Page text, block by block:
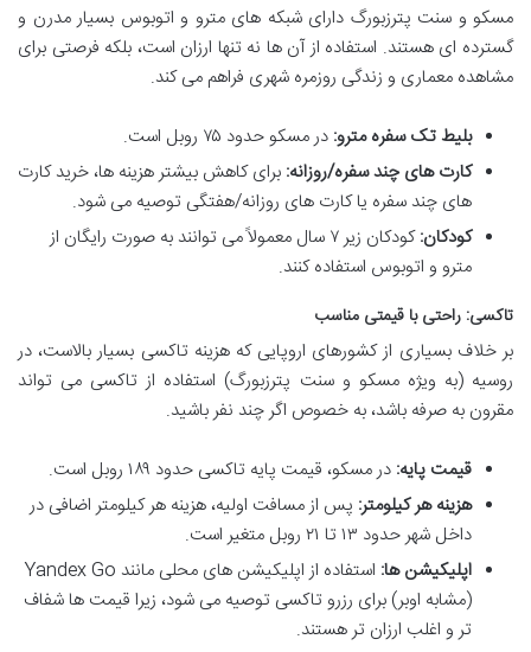
مسکو و سنت پترزبورگ دارای شبکه های مترو و اتوبوس بسیار مدرن و
گسترده ای هستند. استفاده از آن ها نه تنها ارزان است، بلکه فرصتی برای
مشاهده معماری و زندگی روزمره شهری فراهم می کند.
بلیط تک سفره مترو: در مسکو حدود ۷۵ روبل است.
کارت های چند سفره/روزانه: برای کاهش بیشتر هزینه ها، خرید کارت
های چند سفره یا کارت های روزانه/هفتگی توصیه می شود.
کودکان:
کودکان زیر ۷ سال معمولاً می توانند به صورت رایگان از
مترو و اتوبوس استفاده کنند.
تاکسی: راحتی با قیمتی مناسب
بر خلاف بسیاری از کشورهای اروپایی که هزینه تاکسی بسیار بالاست، در
روسیه (به ویژه مسکو و سنت پترزبورگ) استفاده از تاکسی می تواند
مقرون به صرفه باشد، به خصوص اگر چند نفر باشید.
قیمت پایه: در مسکو، قیمت پایه تاکسی حدود ۱۸۹ روبل است.
هزینه هر کیلومتر: پس از مسافت اولیه، هزینه هر کیلومتر اضافی در
داخل شهر حدود ۱۳ تا ۲۱ روبل متغیر است.
اپلیکیشن ها:
استفاده از اپلیکیشن های محلی مانند Yandex Go
(مشابه اوبر) برای رزرو تاکسی توصیه می شود، زیرا قیمت ها شفاف
تر و اغلب ارزان تر هستند.